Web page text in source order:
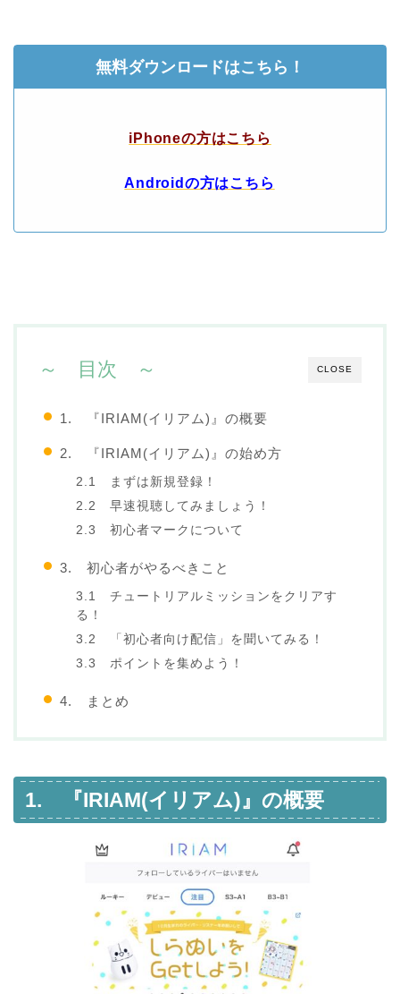
無料ダウンロードはこちら！
iPhoneの方はこちら
Androidの方はこちら
CLOSE
～ 目次 ～
1. 『IRIAM(イリアム)』の概要
2. 『IRIAM(イリアム)』の始め方
2.1 まずは新規登録！
2.2 早速視聴してみましょう！
2.3 初心者マークについて
3. 初心者がやるべきこと
3.1 チュートリアルミッションをクリアす
る！
3.2 「初心者向け配信」を聞いてみる！
3.3 ポイントを集めよう！
4. まとめ
1. 『IRIAM(イリアム)』の概要